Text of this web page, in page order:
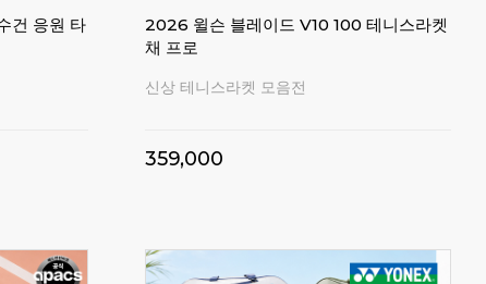
건 응원 타
2026 윌슨 블레이드 V10 100 테니스라켓
채 프로
신상 테니스라켓 모음전
359,000